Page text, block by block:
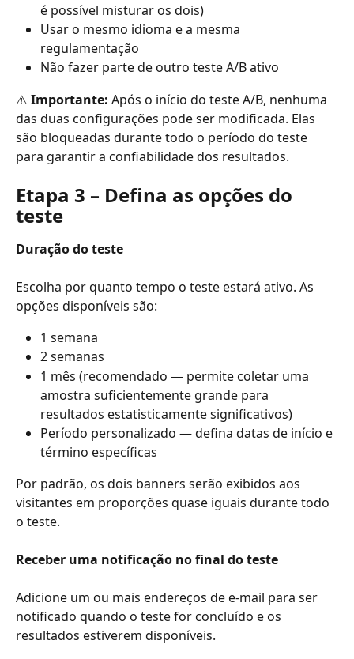
é possível misturar os dois)
Usar o mesmo idioma e a mesma
regulamentação
Não fazer parte de outro teste A/B ativo
⚠️ Importante: Após o início do teste A/B, nenhuma
das duas configurações pode ser modificada. Elas
são bloqueadas durante todo o período do teste
para garantir a confiabilidade dos resultados.
Etapa 3 – Defina as opções do
teste
Duração do teste
Escolha por quanto tempo o teste estará ativo. As
opções disponíveis são:
1 semana
2 semanas
1 mês (recomendado — permite coletar uma
amostra suficientemente grande para
resultados estatisticamente significativos)
Período personalizado — defina datas de início e
término específicas
Por padrão, os dois banners serão exibidos aos
visitantes em proporções quase iguais durante todo
o teste.
Receber uma notificação no final do teste
Adicione um ou mais endereços de e-mail para ser
notificado quando o teste for concluído e os
resultados estiverem disponíveis.